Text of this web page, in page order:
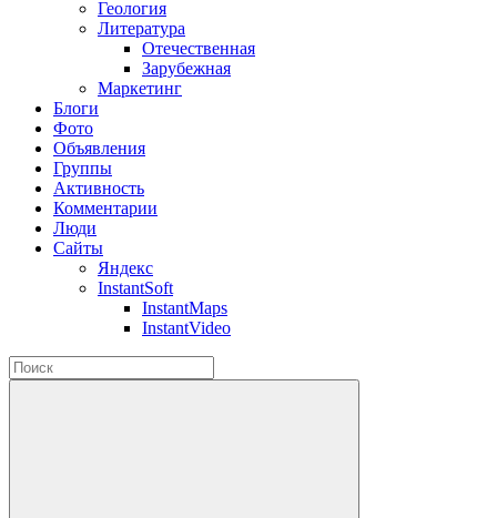
Геология
Литература
Отечественная
Зарубежная
Маркетинг
Блоги
Фото
Объявления
Группы
Активность
Комментарии
Люди
Сайты
Яндекс
InstantSoft
InstantMaps
InstantVideo